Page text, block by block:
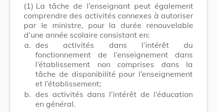
(1) La tâche de l’enseignant peut également
comprendre des activités connexes à autoriser
par le ministre, pour la durée renouvelable
d’une année scolaire consistant en:
a. des activités dans l’intérêt du
fonctionnement de l’enseignement dans
l’établissement non comprises dans la
tâche de disponibilité pour l’enseignement
et l’établissement;
b. des activités dans l’intérêt de l’éducation
en général.